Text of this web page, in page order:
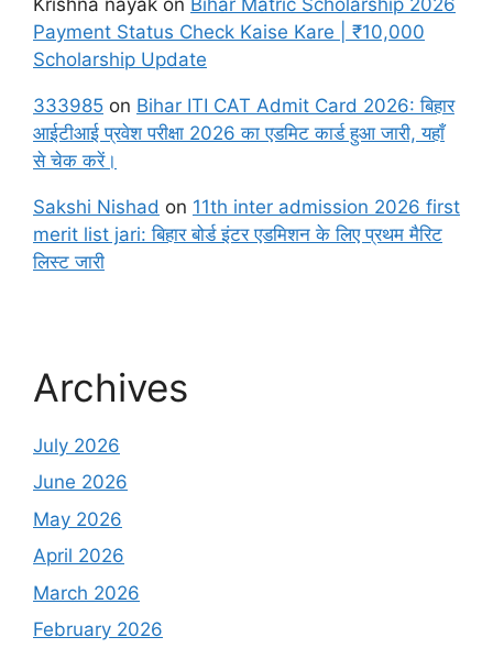
Payment Status Check Kaise Kare | ₹10,000
Scholarship Update
333985 on Bihar ITI CAT Admit Card 2026: बिहार
आईटीआई प्रवेश परीक्षा 2026 का एडमिट कार्ड हुआ जारी, यहाँ
से चेक करें।
Sakshi Nishad on 11th inter admission 2026 first
merit list jari: बिहार बोर्ड इंटर एडमिशन के लिए प्रथम मैरिट
लिस्ट जारी
Archives
July 2026
June 2026
May 2026
April 2026
March 2026
February 2026